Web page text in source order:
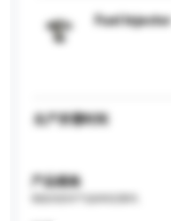
Fuel Injector
生产所需时间
产品规格